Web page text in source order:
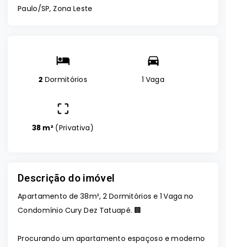
Paulo/SP, Zona Leste
2 Dormitórios 1 Vaga
38 m² (Privativa)
Descrição do imóvel
Apartamento de 38m², 2 Dormitórios e 1 Vaga no
Condomínio Cury Dez Tatuapé. 🏢
Procurando um apartamento espaçoso e moderno